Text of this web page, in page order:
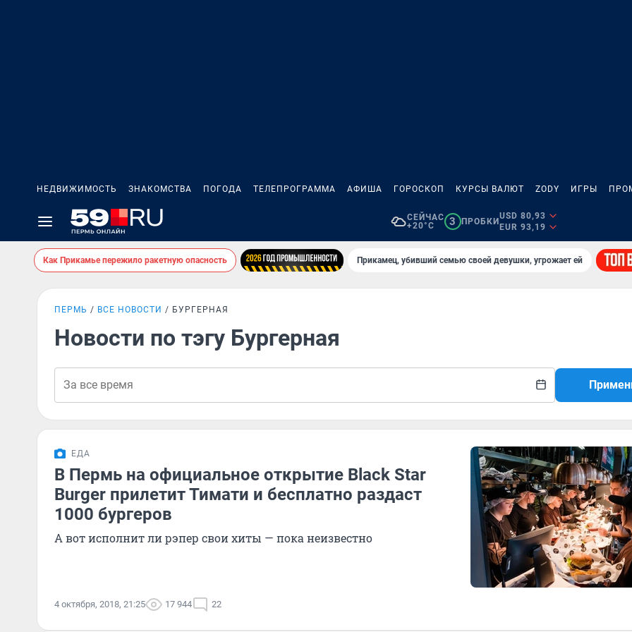
НЕДВИЖИМОСТЬ ЗНАКОМСТВА ПОГОДА ТЕЛЕПРОГРАММА АФИША ГОРОСКОП КУРСЫ ВАЛЮТ ZODY ИГРЫ
СЕЙЧАС
+20°C
3 ПРОБКИ
USD 80,93
EUR 93,19
Как Прикамье пережило ракетную опасность Прикамец, убивший семью своей девушки, угрожает ей
ПЕРМЬ ВСЕ НОВОСТИ БУРГЕРНАЯ
Новости по тэгу Бургерная
ЕДА
В Пермь на официальное открытие Black Star
Burger прилетит Тимати и бесплатно раздаст
1000 бургеров
А вот исполнит ли рэпер свои хиты — пока неизвестно
4 октября, 2018, 21:25 17 944 22